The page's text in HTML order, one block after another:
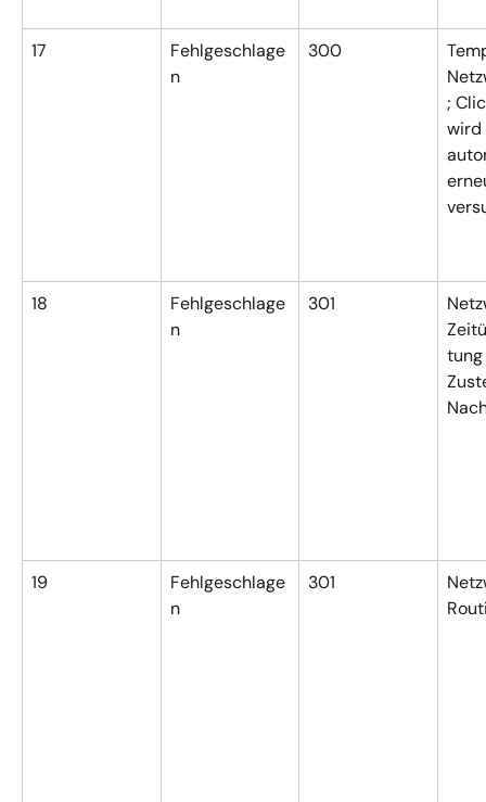
17
Fehlgeschlage
n
300
;
18
Fehlgeschlage
n
301
19
Fehlgeschlage
n
301